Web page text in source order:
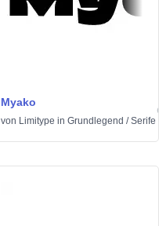
Myako
von Limitype in Grundlegend /Serife